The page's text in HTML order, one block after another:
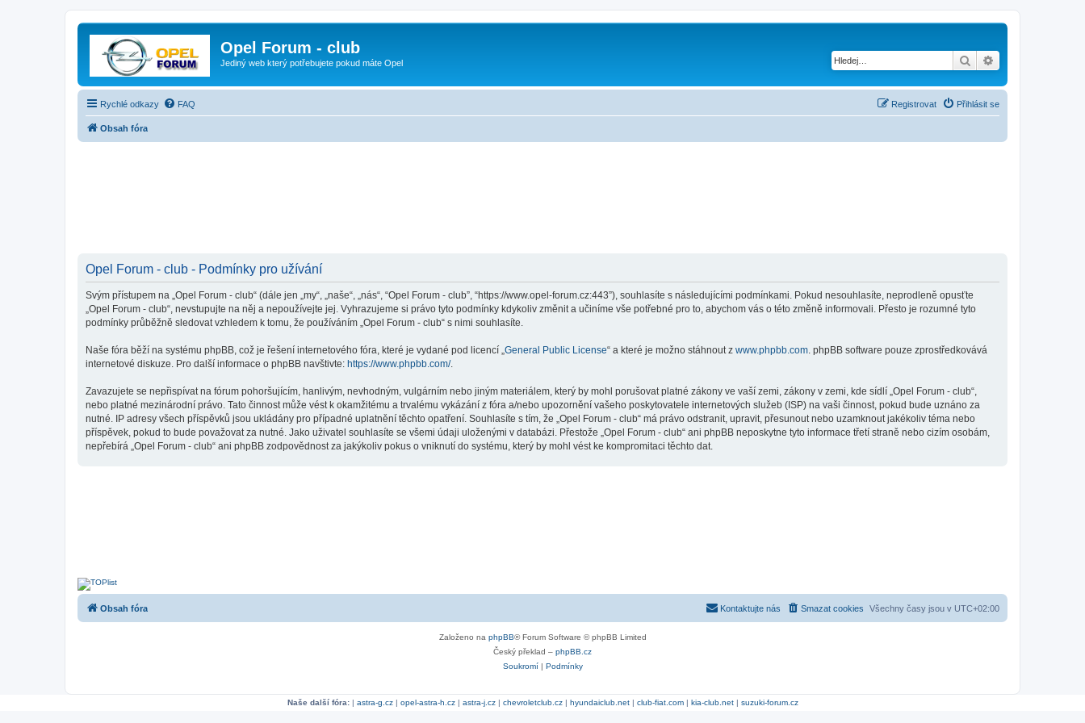
Opel Forum - club
Jediný web který potřebujete pokud máte Opel Hledat
Rychlé odkazy FAQ Přihlásit se
Registrovat
Obsah fóra
Opel Forum - club - Podmínky pro užívání
Svým přístupem na „Opel Forum - club“ (dále jen „my“, „naše“, „nás“, “Opel Forum - club”, “https://www.opel-forum.cz:443”), souhlasíte s následujícími podmínkami. Pokud nesouhlasíte, neprodleně opusťte
„Opel Forum - club“, nevstupujte na něj a nepoužívejte jej. Vyhrazujeme si právo tyto podmínky kdykoliv změnit a učiníme vše potřebné pro to, abychom vás o této změně informovali. Přesto je rozumné tyto
podmínky průběžně sledovat vzhledem k tomu, že používáním „Opel Forum - club“ s nimi souhlasíte.
Naše fóra běží na systému phpBB, což je řešení internetového fóra, které je vydané pod licencí „ General Public License“ a které je možno stáhnout z www.phpbb.com . phpBB software pouze zprostředkovává
internetové diskuze. Pro další informace o phpBB navštivte: https://www.phpbb.com/.
Zavazujete se nepřispívat na fórum pohoršujícím, hanlivým, nevhodným, vulgárním nebo jiným materiálem, který by mohl porušovat platné zákony ve vaší zemi, zákony v zemi, kde sídlí „Opel Forum - club“,
nebo platné mezinárodní právo. Tato činnost může vést k okamžitému a trvalému vykázání z fóra a/nebo upozornění vašeho poskytovatele internetových služeb (ISP) na vaši činnost, pokud bude uznáno za
nutné. IP adresy všech příspěvků jsou ukládány pro případné uplatnění těchto opatření. Souhlasíte s tím, že „Opel Forum - club“ má právo odstranit, upravit, přesunout nebo uzamknout jakékoliv téma nebo
příspěvek, pokud to bude považovat za nutné. Jako uživatel souhlasíte se všemi údaji uloženými v databázi. Přestože „Opel Forum - club“ ani phpBB neposkytne tyto informace třetí straně nebo cizím osobám,
nepřebírá „Opel Forum - club“ ani phpBB zodpovědnost za jakýkoliv pokus o vniknutí do systému, který by mohl vést ke kompromitaci těchto dat.
Obsah fóra Všechny časy jsou v UTC+02:00
Smazat cookies
Kontaktujte nás
Založeno na phpBB® Forum Software © phpBB Limited
Český překlad – phpBB.cz
Soukromí| Podmínky
Naše další fóra:| astra-g.cz| opel-astra-h.cz| astra-j.cz| chevroletclub.cz| hyundaiclub.net| club-fiat.com| kia-club.net| suzuki-forum.cz